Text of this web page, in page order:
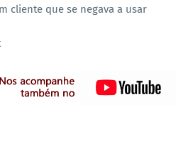
cliente que se negava a usar